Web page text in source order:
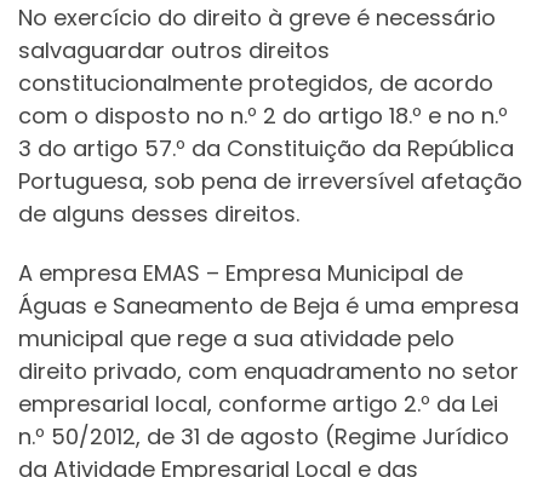
No exercício do direito à greve é necessário
salvaguardar outros direitos
constitucionalmente protegidos, de acordo
com o disposto no n.º 2 do artigo 18.º e no n.º
3 do artigo 57.º da Constituição da República
Portuguesa, sob pena de irreversível afetação
de alguns desses direitos.
A empresa EMAS – Empresa Municipal de
Águas e Saneamento de Beja é uma empresa
municipal que rege a sua atividade pelo
direito privado, com enquadramento no setor
empresarial local, conforme artigo 2.º da Lei
n.º 50/2012, de 31 de agosto (Regime Jurídico
da Atividade Empresarial Local e das